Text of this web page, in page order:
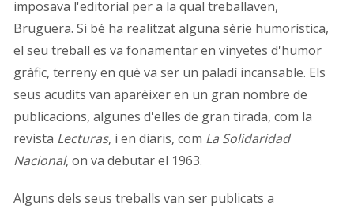
imposava l'editorial per a la qual treballaven,
Bruguera. Si bé ha realitzat alguna sèrie humorística,
el seu treball es va fonamentar en vinyetes d'humor
gràfic, terreny en què va ser un paladí incansable. Els
seus acudits van aparèixer en un gran nombre de
publicacions, algunes d'elles de gran tirada, com la
revista Lecturas, i en diaris, com La Solidaridad
Nacional, on va debutar el 1963.
Alguns dels seus treballs van ser publicats a